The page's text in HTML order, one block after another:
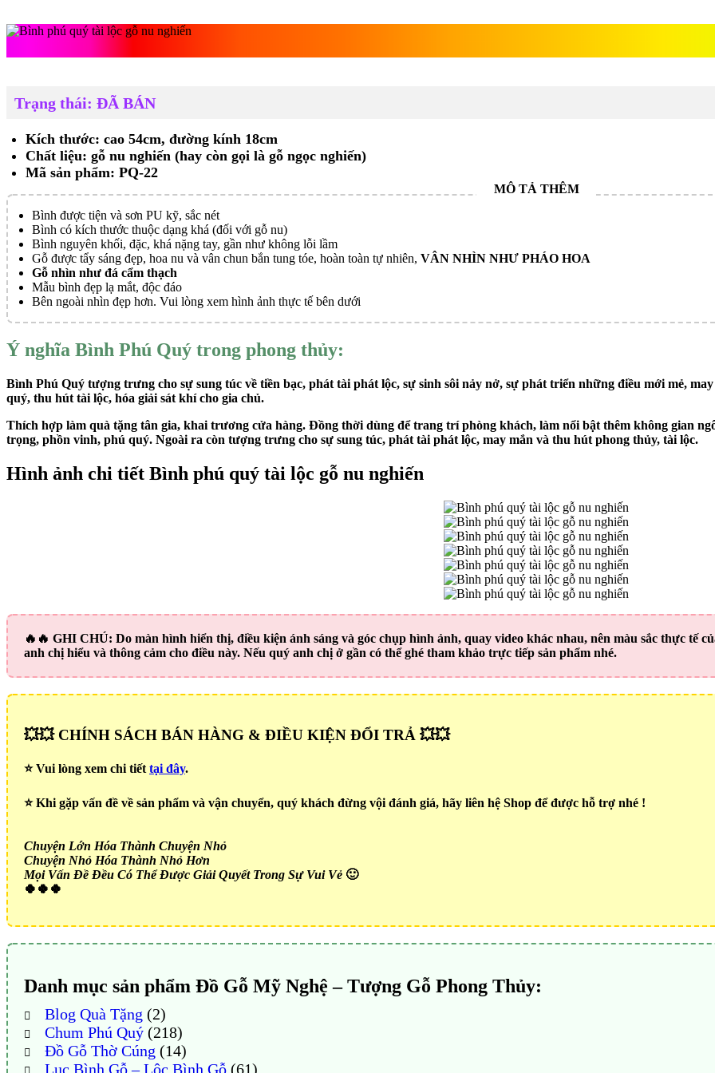
Trạng thái: ĐÃ BÁN
Kích thước: cao 54cm, đường kính 18cm
Chất liệu: gỗ nu nghiến (hay còn gọi là gỗ ngọc nghiến)
Mã sản phẩm: PQ-22
Bình được tiện và sơn PU kỹ, sắc nét
Bình có kích thước thuộc dạng khá (đối với gỗ nu)
Bình nguyên khối, đặc, khá nặng tay, gần như không lỗi lầm
Gỗ được tẩy sáng đẹp, hoa nu và vân chun bắn tung tóe, hoàn toàn tự nhiên, VÂN NHÌN NHƯ PHÁO HOA
Gỗ nhìn như đá cẩm thạch
Mẫu bình đẹp lạ mắt, độc đáo
Bên ngoài nhìn đẹp hơn. Vui lòng xem hình ảnh thực tế bên dưới
Ý nghĩa Bình Phú Quý trong phong thủy:
Bình Phú Quý tượng trưng cho sự sung túc về tiền bạc, phát tài phát lộc, sự sinh sôi nảy nở, sự phát triển những điều mới mẻ,
quý, thu hút tài lộc, hóa giải sát khí cho gia chủ.
Thích hợp làm quà tặng tân gia, khai trương cửa hàng. Đồng thời dùng để trang trí phòng khách, làm nổi bật thêm không gian
trọng, phồn vinh, phú quý. Ngoài ra còn tượng trưng cho sự sung túc, phát tài phát lộc, may mắn và thu hút phong thủy, tài lộc.
Hình ảnh chi tiết Bình phú quý tài lộc gỗ nu nghiến
🔥🔥 GHI CHÚ: Do màn hình hiển thị, điều kiện ánh sáng và góc chụp hình ảnh, quay video khác nhau, nên màu sắc thực tế
anh chị hiểu và thông cảm cho điều này. Nếu quý anh chị ở gần có thể ghé tham khảo trực tiếp sản phẩm nhé.
💥💥 CHÍNH SÁCH BÁN HÀNG & ĐIỀU KIỆN ĐỔI TRẢ 💥💥
⭐️ Vui lòng xem chi tiết tại đây.
⭐️ Khi gặp vấn đề về sản phẩm và vận chuyển, quý khách đừng vội đánh giá, hãy liên hệ Shop để được hỗ trợ nhé !
Chuyện Lớn Hóa Thành Chuyện Nhỏ
Chuyện Nhỏ Hóa Thành Nhỏ Hơn
Mọi Vấn Đề Đều Có Thể Được Giải Quyết Trong Sự Vui Vẻ 🙂
🍀🍀🍀
Danh mục sản phẩm Đồ Gỗ Mỹ Nghệ – Tượng Gỗ Phong Thủy:
Blog Quà Tặng (2)
Chum Phú Quý(218)
Đồ Gỗ Thờ Cúng (14)
Lục Bình Gỗ – Lộc Bình Gỗ(61)